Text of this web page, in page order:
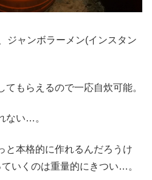
ジャンボラーメン(インスタン
てもらえるので一応自炊可能。
ない…。
と本格的に作れるんだろうけ
いくのは重量的にきつい…。